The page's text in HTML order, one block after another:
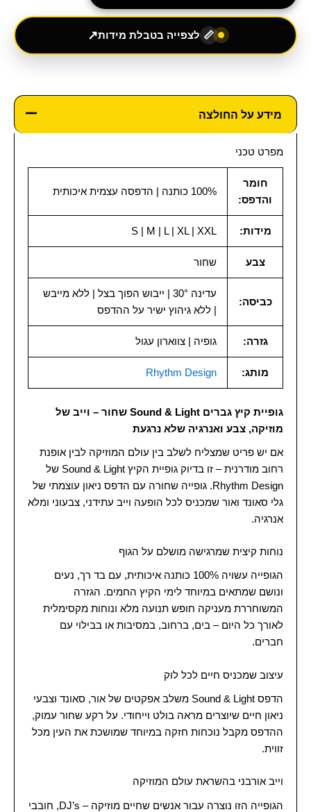
📏 לצפייה בטבלת מידות↗
מידע על החולצה
מפרט טכני
חומר
והדפס:
100% כותנה | הדפסה עצמית איכותית
מידות: S | M | L | XL | XXL
צבע שחור
כביסה:
עדינה 30° | ייבוש הפוך בצל | ללא מייבש
| ללא גיהוץ ישיר על ההדפס
גזרה: גופיה | צווארון עגול
מותג: Rhythm Design
גופיית קיץ גברים Sound & Light שחור – וייב של
מוזיקה, צבע ואנרגיה שלא נרגעת
אם יש פריט שמצליח לשלב בין עולם המוזיקה לבין אופנת
רחוב מודרנית – זו בדיוק גופיית הקיץ Sound & Light של
Rhythm Design. גופייה שחורה עם הדפס ניאון עוצמתי של
גלי סאונד ואור שמכניס לכל הופעה וייב עתידני, צבעוני ומלא
אנרגיה.
נוחות קיצית שמרגישה מושלם על הגוף
הגופייה עשויה 100% כותנה איכותית, עם בד רך, נעים
ונושם שמתאים במיוחד לימי הקיץ החמים. הגזרה
המשוחררת מעניקה חופש תנועה מלא ונוחות מקסימלית
לאורך כל היום – בים, ברחוב, במסיבות או בבילוי עם
חברים.
עיצוב שמכניס חיים לכל לוק
הדפס Sound & Light משלב אפקטים של אור, סאונד וצבעי
ניאון חיים שיוצרים מראה בולט וייחודי. על רקע שחור עמוק,
ההדפס מקבל נוכחות חזקה במיוחד שמושכת את העין מכל
זווית.
וייב אורבני בהשראת עולם המוזיקה
הגופייה הזו נוצרה עבור אנשים שחיים מוזיקה – DJ’s, חובבי